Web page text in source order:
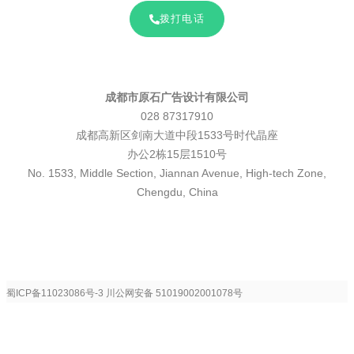
拨打电话
成都市原石广告设计有限公司
028 87317910
成都高新区剑南大道中段1533号时代晶座
办公2栋15层1510号
No. 1533, Middle Section, Jiannan Avenue, High-tech Zone,
Chengdu, China
蜀ICP备11023086号-3 川公网安备 51019002001078号